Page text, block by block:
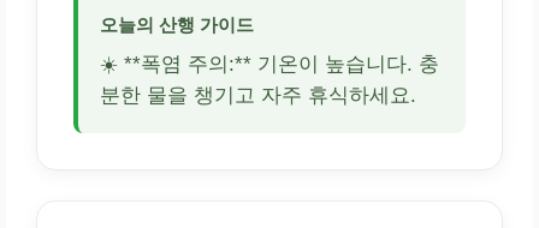
오늘의 산행 가이드
☀️ **폭염 주의:** 기온이 높습니다. 충
분한 물을 챙기고 자주 휴식하세요.